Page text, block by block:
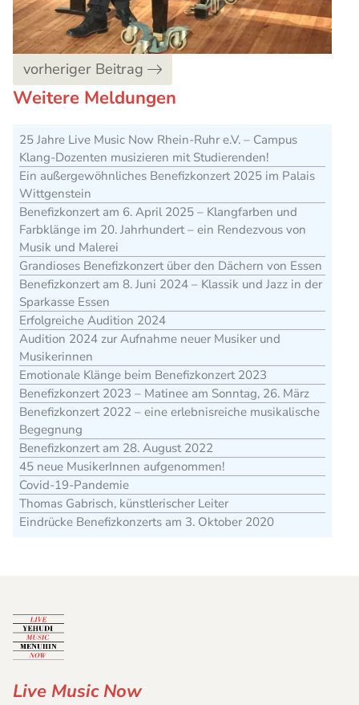
vorheriger Beitrag
Weitere Meldungen
25 Jahre Live Music Now Rhein-Ruhr e.V. – Campus
Klang-Dozenten musizieren mit Studierenden!
Ein außergewöhnliches Benefizkonzert 2025 im Palais
Wittgenstein
Benefizkonzert am 6. April 2025 – Klangfarben und
Farbklänge im 20. Jahrhundert – ein Rendezvous von
Musik und Malerei
Grandioses Benefizkonzert über den Dächern von Essen
Benefizkonzert am 8. Juni 2024 – Klassik und Jazz in der
Sparkasse Essen
Erfolgreiche Audition 2024
Audition 2024 zur Aufnahme neuer Musiker und
Musikerinnen
Emotionale Klänge beim Benefizkonzert 2023
Benefizkonzert 2023 – Matinee am Sonntag, 26. März
Benefizkonzert 2022 – eine erlebnisreiche musikalische
Begegnung
Benefizkonzert am 28. August 2022
45 neue MusikerInnen aufgenommen!
Covid-19-Pandemie
Thomas Gabrisch, künstlerischer Leiter
Eindrücke Benefizkonzerts am 3. Oktober 2020
Live Music Now